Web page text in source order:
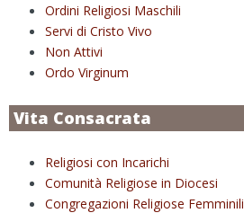
Ordini Religiosi Maschili
Servi di Cristo Vivo
Non Attivi
Ordo Virginum
Vita Consacrata
Religiosi con Incarichi
Comunità Religiose in Diocesi
Congregazioni Religiose Femminili